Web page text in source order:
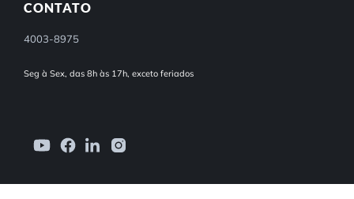
CONTATO
4003-8975
Seg à Sex, das 8h às 17h, exceto feriados